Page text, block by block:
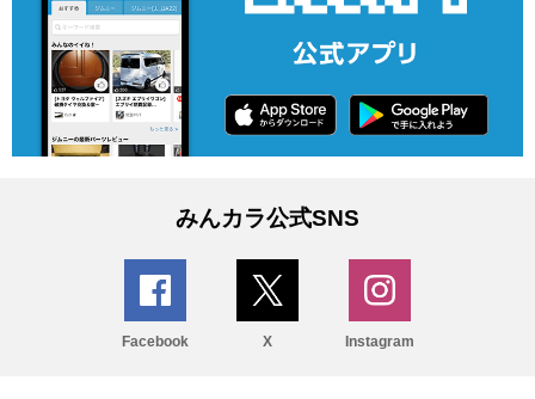
みんカラ公式SNS
Facebook X Instagram